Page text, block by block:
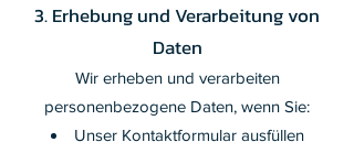
3. Erhebung und Verarbeitung von
Daten
Wir erheben und verarbeiten
personenbezogene Daten, wenn Sie:
Unser Kontaktformular ausfüllen